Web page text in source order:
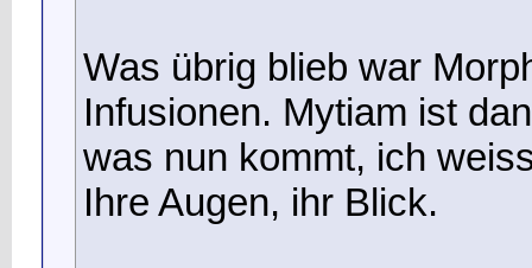
Was übrig blieb war
Infusionen. Mytiam ist
was nun kommt, ich
Ihre Augen, ihr Blick.